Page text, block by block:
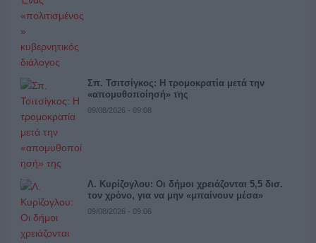
Σπ. Τσιτσίγκος: Η τρομοκρατία μετά την
«απομυθοποίησή» της
09/08/2026 - 09:08
Λ. Κυρίζογλου: Οι δήμοι χρειάζονται 5,5 δισ.
τον χρόνο, για να μην «μπαίνουν μέσα»
09/08/2026 - 09:06